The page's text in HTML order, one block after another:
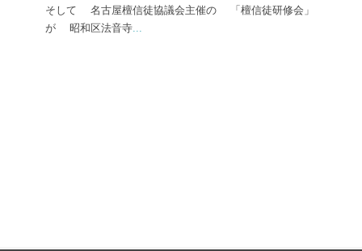
そして 名古屋檀信徒協議会主催の 「檀信徒研修会」
が 昭和区法音寺...